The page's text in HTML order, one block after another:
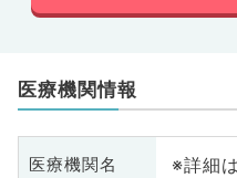
医療機関情報
医療機関名 ※詳細